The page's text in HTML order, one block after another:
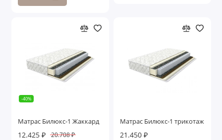
-40%
Матрас Билюкс-1 Жаккард
12.425 ₽ 20.708 ₽
Матрас Билюкс-1 трикотаж
21.450 ₽